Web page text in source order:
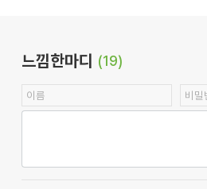
느낌한마디 (19)